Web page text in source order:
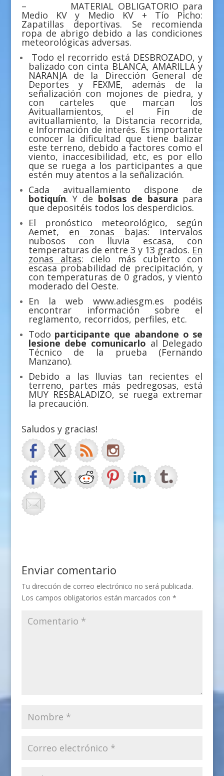
– MATERIAL OBLIGATORIO para
Medio KV y Medio KV + Tío Picho:
Zapatillas deportivas. Se recomienda
ropa de abrigo debido a las condiciones
meteorológicas adversas.
Todo el recorrido está DESBROZADO, y
balizado con cinta BLANCA, AMARILLA y
NARANJA de la Dirección General de
Deportes y FEXME, además de la
señalización con mojones de piedra, y
con carteles que marcan los
Avituallamientos, el Fin de
avituallamiento, la Distancia recorrida,
e Información de interés. Es importante
conocer la dificultad que tiene balizar
este terreno, debido a factores como el
viento, inaccesibilidad, etc, es por ello
que se ruega a los participantes a que
estén muy atentos a la señalización.
Cada avituallamiento dispone de
botiquín. Y de bolsas de basura para
que depositéis todos los desperdicios.
El pronóstico meteorológico, según
Aemet, en zonas bajas: intervalos
nubosos con lluvia escasa, con
temperaturas de entre 3 y 13 grados. En
zonas altas: cielo más cubierto con
escasa probabilidad de precipitación, y
con temperaturas de 0 grados, y viento
moderado del Oeste.
En la webwww.adiesgm.es podéis
encontrar información sobre el
reglamento, recorridos, perfiles, etc.
Todo participante que abandone o se
lesione debe comunicarlo al Delegado
Técnico de la prueba (Fernando
Manzano).
Debido a las lluvias tan recientes el
terreno, partes más pedregosas, está
MUY RESBALADIZO, se ruega extremar
la precaución.
Saludos y gracias!
Enviar comentario
Tu dirección de correo electrónico no será publicada.
Los campos obligatorios están marcados con *